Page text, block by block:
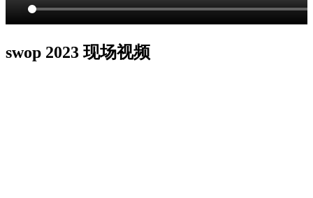
swop 2023 现场视频